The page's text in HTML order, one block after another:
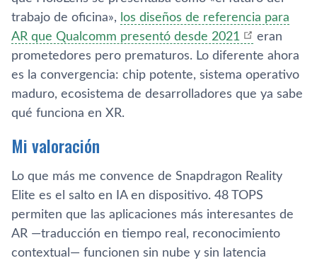
trabajo de oficina», los diseños de referencia para
AR que Qualcomm presentó desde 2021
eran
prometedores pero prematuros. Lo diferente ahora
es la convergencia: chip potente, sistema operativo
maduro, ecosistema de desarrolladores que ya sabe
qué funciona en XR.
Mi valoración
Lo que más me convence de Snapdragon Reality
Elite es el salto en IA en dispositivo. 48 TOPS
permiten que las aplicaciones más interesantes de
AR —traducción en tiempo real, reconocimiento
contextual— funcionen sin nube y sin latencia